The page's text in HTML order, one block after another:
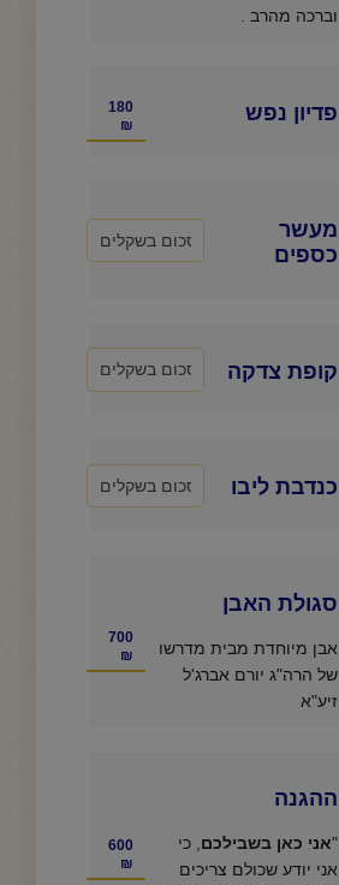
וברכה מהרב .
180
₪
פדיון נפש
מעשר
כספים
קופת צדקה
כנדבת ליבו
700
₪
סגולת האבן
אבן מיוחדת מבית מדרשו
של הרה"ג יורם אברג'ל
זיע"א
600
₪
ההגנה
"אני כאן בשבילכם, כי
אני יודע שכולם צריכים